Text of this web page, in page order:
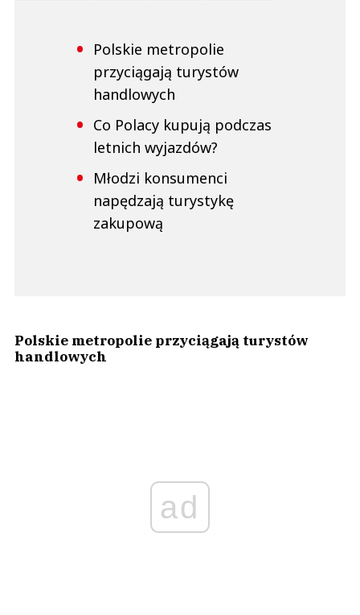
Polskie metropolie
przyciągają turystów
handlowych
Co Polacy kupują podczas
letnich wyjazdów?
Młodzi konsumenci
napędzają turystykę
zakupową
Polskie metropolie przyciągają turystów
handlowych
ad